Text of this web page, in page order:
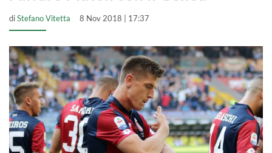
diStefano Vitetta 8 Nov 2018 | 17:37